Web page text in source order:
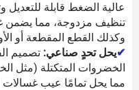
عالية الضغط قابلة للتعديل
تنظيف مزدوجة، مما يضمن
وكذلك القطع المقطعة أو
✔يحل تحدٍ صناعي: تصميم
الخضروات المتكتلة (مثل
مما يحل تمامًا عيب غسالات